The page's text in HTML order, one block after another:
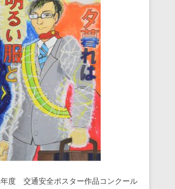
度 交通安全ポスター作品コンクール